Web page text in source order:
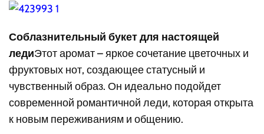
Соблазнительный букет для настоящей
ледиЭтот аромат – яркое сочетание цветочных и
фруктовых нот, создающее статусный и
чувственный образ. Он идеально подойдет
современной романтичной леди, которая открыта
к новым переживаниям и общению.